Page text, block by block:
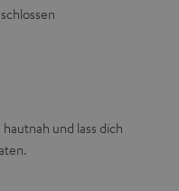
und lass dich